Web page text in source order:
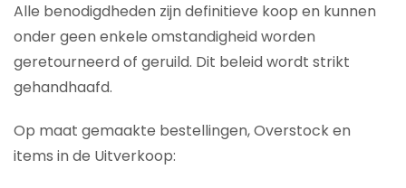
Alle benodigdheden zijn definitieve koop en kunnen
onder geen enkele omstandigheid worden
geretourneerd of geruild. Dit beleid wordt strikt
gehandhaafd.
Op maat gemaakte bestellingen, Overstock en
items in de Uitverkoop: